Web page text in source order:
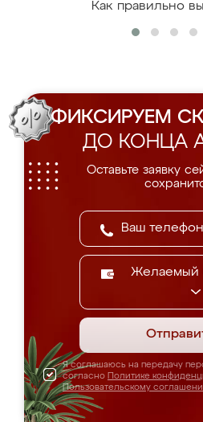
Как правильно
ФИКСИРУЕМ
ДО КОНЦА
Оставьте заявку
Желаемый
Я соглашаюсь на передачу
согласно Политике
Пользовательскому